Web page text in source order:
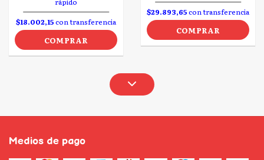
$18.002,15con transferencia
COMPRAR
$29.893,65con transferencia
COMPRAR
Medios de pago